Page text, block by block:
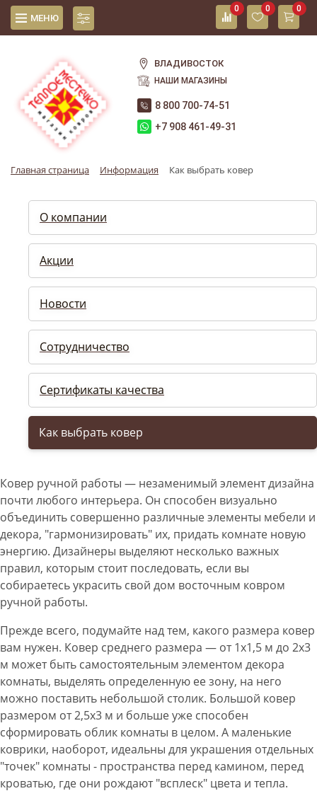
МЕНЮ
0 0 0
ВЛАДИВОСТОК
НАШИ МАГАЗИНЫ
8 800 700-74-51
+7 908 461-49-31
Главная страница Информация Как выбрать ковер
О компании
Акции
Новости
Сотрудничество
Сертификаты качества
Как выбрать ковер
Ковер ручной работы — незаменимый элемент дизайна
почти любого интерьера. Он способен визуально
объединить совершенно различные элементы мебели и
декора, "гармонизировать" их, придать комнате новую
энергию. Дизайнеры выделяют несколько важных
правил, которым стоит последовать, если вы
собираетесь украсить свой дом восточным ковром
ручной работы.
Прежде всего, подумайте над тем, какого размера ковер
вам нужен. Ковер среднего размера — от 1х1,5 м до 2х3
м может быть самостоятельным элементом декора
комнаты, выделять определенную ее зону, на него
можно поставить небольшой столик. Большой ковер
размером от 2,5х3 м и больше уже способен
сформировать облик комнаты в целом. А маленькие
коврики, наоборот, идеальны для украшения отдельных
"точек" комнаты - пространства перед камином, перед
кроватью, где они рождают "всплеск" цвета и тепла.